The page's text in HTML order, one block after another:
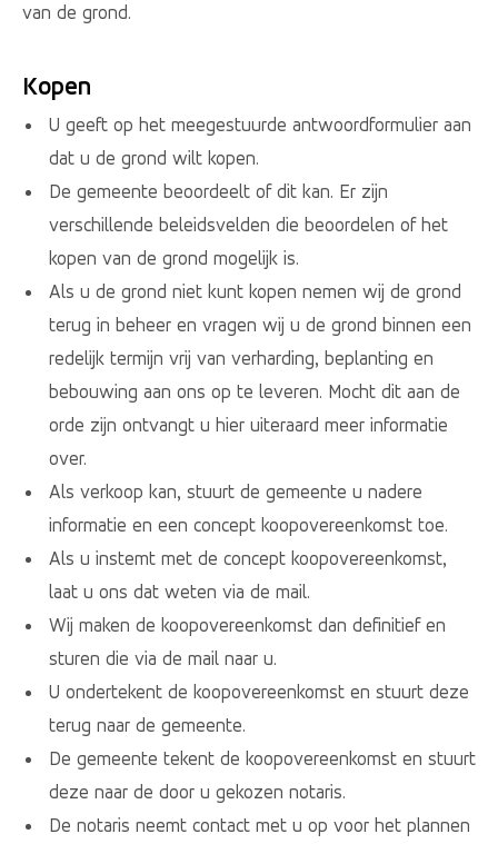
van de grond.
Kopen
U geeft op het meegestuurde antwoordformulier aan
dat u de grond wilt kopen.
De gemeente beoordeelt of dit kan. Er zijn
verschillende beleidsvelden die beoordelen of het
kopen van de grond mogelijk is.
Als u de grond niet kunt kopen nemen wij de grond
terug in beheer en vragen wij u de grond binnen een
redelijk termijn vrij van verharding, beplanting en
bebouwing aan ons op te leveren. Mocht dit aan de
orde zijn ontvangt u hier uiteraard meer informatie
over.
Als verkoop kan, stuurt de gemeente u nadere
informatie en een concept koopovereenkomst toe.
Als u instemt met de concept koopovereenkomst,
laat u ons dat weten via de mail.
Wij maken de koopovereenkomst dan definitief en
sturen die via de mail naar u.
U ondertekent de koopovereenkomst en stuurt deze
terug naar de gemeente.
De gemeente tekent de koopovereenkomst en stuurt
deze naar de door u gekozen notaris.
De notaris neemt contact met u op voor het plannen